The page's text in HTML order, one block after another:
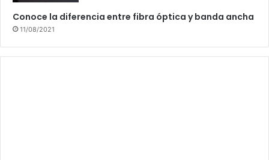
Conoce la diferencia entre fibra óptica y banda ancha
11/08/2021